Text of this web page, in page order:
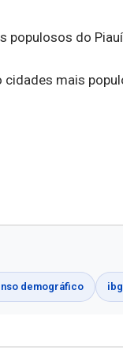
populosos do
demográfico